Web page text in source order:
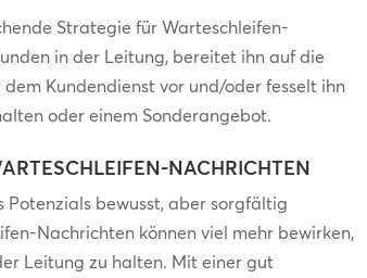
Strategie für Warteschleifen-
in der Leitung, bereitet ihn auf die
Kundendienst vor und/oder fesselt ihn
oder einem Sonderangebot.
NACHRICHTEN
Potenzials bewusst, aber sorgfältig
Nachrichten können viel mehr bewirken,
Leitung zu halten. Mit einer gut